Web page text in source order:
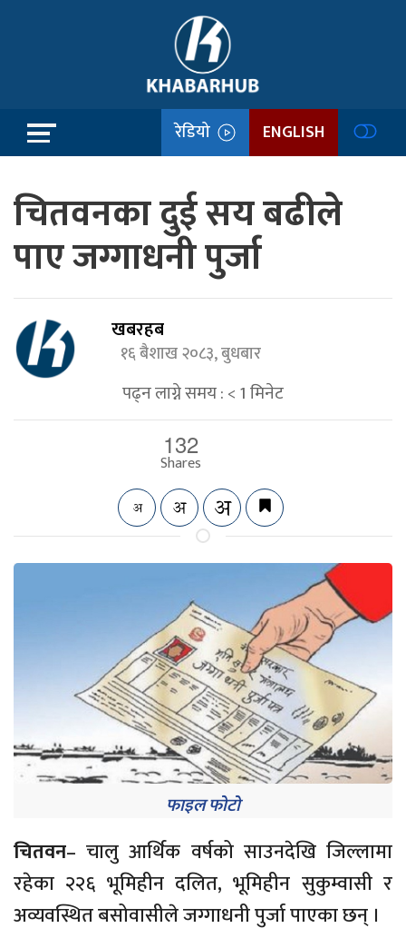
रेडियो ENGLISH
चितवनका दुई सय बढीले
पाए जग्गाधनी पुर्जा
खबरहब
१६ बैशाख २०८३, बुधबार
पढ्न लाग्ने समय :< 1मिनेट
132
Shares
फाइल फोटो
चितवन– चालु आर्थिक वर्षको साउनदेखि जिल्लामा
रहेका २२६ भूमिहीन दलित, भूमिहीन सुकुम्वासी र
अव्यवस्थित बसोवासीले जग्गाधनी पुर्जा पाएका छन् ।